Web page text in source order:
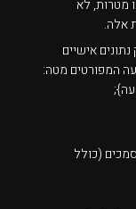
מטרות, לא
אלה.
אנו נמחק נתונים אישיים
המפורטים מטה:
(כולל